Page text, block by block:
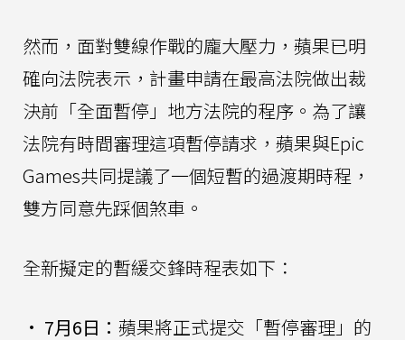
然而，面對雙線作戰的龐大壓力，蘋果已明
確向法院表示，計畫申請在最高法院做出裁
決前「全面暫停」地方法院的程序。為了讓
法院有時間審理這項暫停請求，蘋果與Epic
Games共同提議了一個短暫的過渡期時程，
雙方同意先踩個煞車。
全新擬定的暫緩交鋒時程表如下：
• 7月6日： 蘋果將正式提交「暫停審理」的